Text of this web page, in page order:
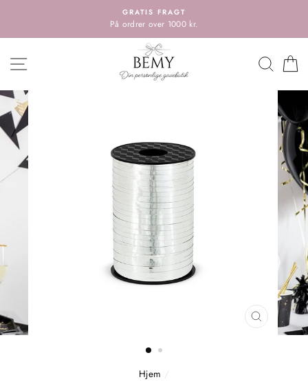
indholdet
GRATIS FRAGT
På ordrer over 1000 kr.
SØG
LUK
(ESC)
Hjem /